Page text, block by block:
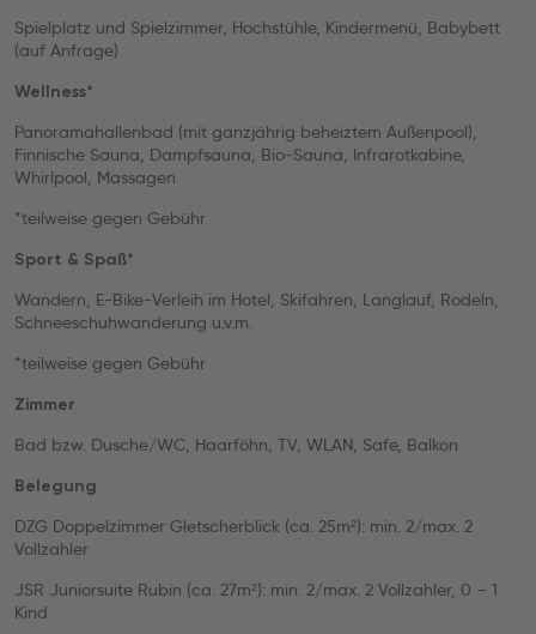
Spielplatz und Spielzimmer, Hochstühle, Kindermenü, Babybett
(auf Anfrage)
Wellness*
Panoramahallenbad (mit ganzjährig beheiztem Außenpool),
Finnische Sauna, Dampfsauna, Bio-Sauna, Infrarotkabine,
Whirlpool, Massagen
*teilweise gegen Gebühr
Sport & Spaß*
Wandern, E-Bike-Verleih im Hotel, Skifahren, Langlauf, Rodeln,
Schneeschuhwanderung u.v.m.
*teilweise gegen Gebühr
Zimmer
Bad bzw. Dusche/WC, Haarföhn, TV, WLAN, Safe, Balkon
Belegung
DZG Doppelzimmer Gletscherblick (ca. 25m²): min. 2/max. 2
Vollzahler
JSR Juniorsuite Rubin (ca. 27m²): min. 2/max. 2 Vollzahler, 0 – 1
Kind